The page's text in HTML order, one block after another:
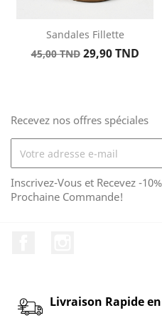
Sandales Fillette
Prix
45,00 TND Prix
29,90 TND
Recevez nos offres spéciales
Inscrivez-Vous et Recevez -
Prochaine Commande!
Livraison Rapide en